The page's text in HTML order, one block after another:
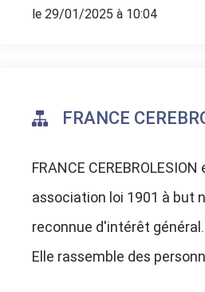
le 29/01/2025 à 10:04
FRANCE
FRANCE CEREBROLESION
association loi 1901 à but
reconnue d'intérêt général.
Elle rassemble des